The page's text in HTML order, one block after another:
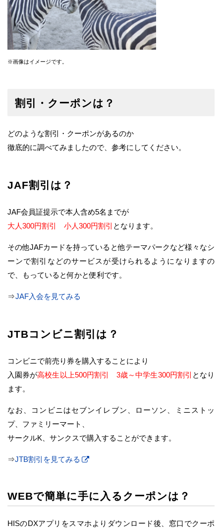
※画像はイメージです。
割引・クーポンは？
どのような割引・クーポンがあるのか
徹底的に調べてみましたので、参考にしてください。
JAF割引は？
JAF会員証提示で本人含め5名までが
大人300円割引 小人300円割引 となります。
その他JAFカードを持っていると他テーマパークなど様々なシ
ーンで割引などのサービスが受けられるようになりますの
で、もっていると何かと便利です。
⇒JAF入会を見てみる
JTBコンビニ割引は？
コンビニで前売り券を購入することにより
入園券が高校生以上500円割引 3歳～中学生300円割引 となり
ます。
なお、コンビニはセブンイレブン、ローソン、ミニストッ
プ、ファミリーマート、
サークルK、サンクスで購入することができます。
⇒JTB割引を見てみる
WEBで簡単に手に入るクーポンは？
HISのDXアプリをスマホよりダウンロード後、窓口でクーポ